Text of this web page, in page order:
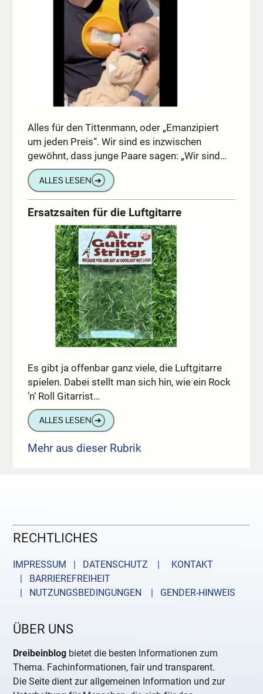
Alles für den Tittenmann, oder „Emanzipiert
um jeden Preis“. Wir sind es inzwischen
gewöhnt, dass junge Paare sagen: „Wir sind…
ALLES LESEN ➔
Ersatzsaiten für die Luftgitarre
Es gibt ja offenbar ganz viele, die Luftgitarre
spielen. Dabei stellt man sich hin, wie ein Rock
’n‘ Roll Gitarrist…
ALLES LESEN ➔
Mehr aus dieser Rubrik
RECHTLICHES
IMPRESSUM | DATENSCHUTZ |
KONTAKT
| BARRIEREFREIHEIT
| NUTZUNGSBEDINGUNGEN
| GENDER-HINWEIS
ÜBER UNS
Dreibeinblog bietet die besten Informationen zum
Thema. Fachinformationen, fair und transparent.
Die Seite dient zur allgemeinen Information und zur